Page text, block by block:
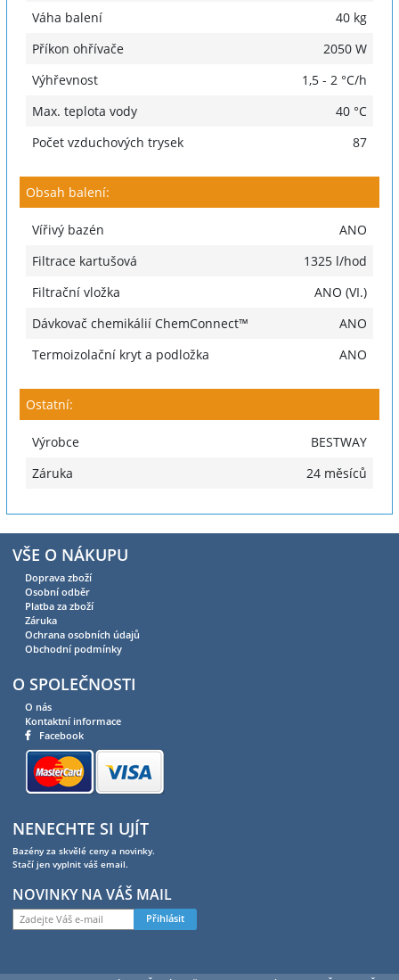
Váha balení
40 kg
Příkon ohřívače
2050 W
Výhřevnost
1,5 - 2 °C/h
Max. teplota vody
40 °C
Počet vzduchových trysek
87
Obsah balení:
Vířivý bazén
ANO
Filtrace kartušová
1325 l/hod
Filtrační vložka
ANO (VI.)
Dávkovač chemikálií ChemConnect™
ANO
Termoizolační kryt a podložka
ANO
Ostatní:
Výrobce
BESTWAY
Záruka
24 měsíců
VŠE O NÁKUPU
Doprava zboží
Osobní odběr
Platba za zboží
Záruka
Ochrana osobních údajů
Obchodní podmínky
O SPOLEČNOSTI
O nás
Kontaktní informace
Facebook
NENECHTE SI UJÍT
Bazény za skvělé ceny a novinky.
Stačí jen vyplnit váš email.
NOVINKY NA VÁŠ MAIL
Přihlásit